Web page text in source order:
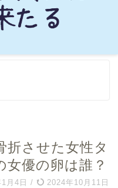
折させた女性タ
女優の卵は誰？
月4日 / 2024年10月11日